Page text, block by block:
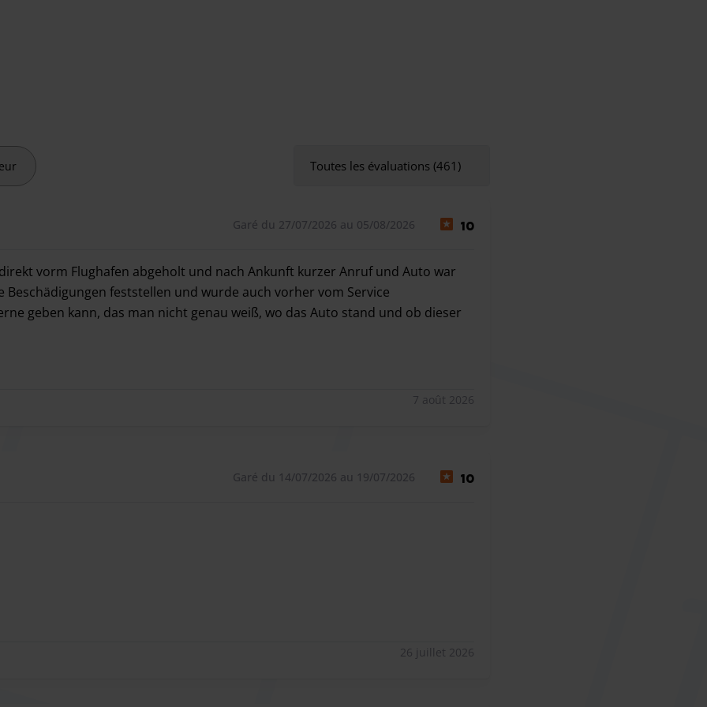
être immédiatement signalé au prestataire de
suivants, que vous pouvez sélectionner
jantes, entretien des pneus et nettoyage extérieur
Toutes les évaluations (461)
Garé du 27/07/2026 au 05/08/2026 10
vorm Flughafen abgeholt und nach Ankunft kurzer Anruf und Auto war
Beschädigungen feststellen und wurde auch vorher vom Service
geben kann, das man nicht genau weiß, wo das Auto stand und ob dieser
7 août 2026
Garé du 14/07/2026 au 19/07/2026 10
26 juillet 2026